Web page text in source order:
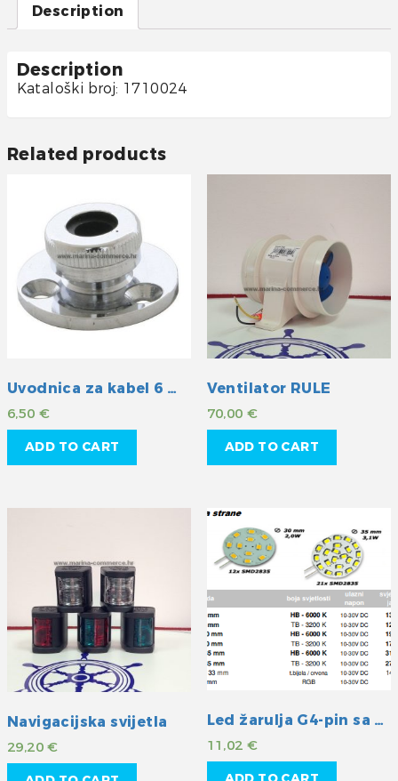
Description
Description
Kataloški broj: 1710024
Related products
Uvodnica za kabel 6 mm
6,50 €
ADD TO CART
Ventilator RULE
70,00€
ADD TO CART
Navigacijska svijetla
29,20€
Led žarulja G4-pin sa strane hladna
11,02€